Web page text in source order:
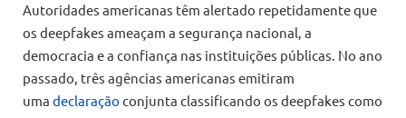
Autoridades americanas têm alertado repetidamente que
os deepfakes ameaçam a segurança nacional, a
democracia e a confiança nas instituições públicas. No ano
passado, três agências americanas emitiram
uma declaração conjunta classificando os deepfakes como